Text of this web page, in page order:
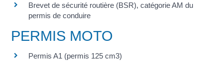
Brevet de sécurité routière (BSR), catégorie AM du
permis de conduire
PERMIS MOTO
Permis A1 (permis 125 cm3)